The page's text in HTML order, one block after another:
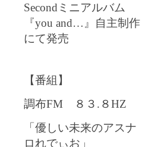
Second ミニアルバム
『you and… 』自主制作
にて発売
【番組】
調布FM ８３ . ８HZ
「優しい未来のアスナ
ロれでぃお」